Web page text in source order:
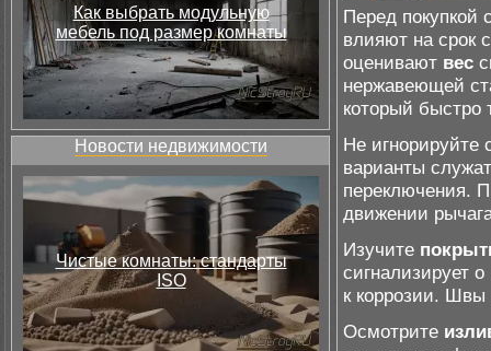
Как выбрать модульную
мебель под размер комнаты
Новости недвижимости
Чистые комнаты: стандарты
ISO
Перед покупкой
влияют на срок
оценивают вес
нержавеющей
который быстро
Не игнорируйте
варианты
переключения.
движении
Изучите
сигнализирует
к коррозии.
Осмотрите